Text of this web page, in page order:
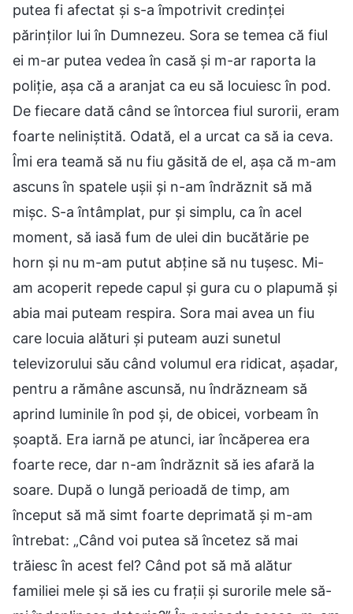
putea fi afectat și s-a împotrivit credinței
părinților lui în Dumnezeu. Sora se temea că fiul
ei m-ar putea vedea în casă și m-ar raporta la
poliție, așa că a aranjat ca eu să locuiesc în pod.
De fiecare dată când se întorcea fiul surorii, eram
foarte neliniștită. Odată, el a urcat ca să ia ceva.
Îmi era teamă să nu fiu găsită de el, așa că m-am
ascuns în spatele ușii și n-am îndrăznit să mă
mișc. S-a întâmplat, pur și simplu, ca în acel
moment, să iasă fum de ulei din bucătărie pe
horn și nu m-am putut abține să nu tușesc. Mi-
am acoperit repede capul și gura cu o plapumă și
abia mai puteam respira. Sora mai avea un fiu
care locuia alături și puteam auzi sunetul
televizorului său când volumul era ridicat, așadar,
pentru a rămâne ascunsă, nu îndrăzneam să
aprind luminile în pod și, de obicei, vorbeam în
șoaptă. Era iarnă pe atunci, iar încăperea era
foarte rece, dar n-am îndrăznit să ies afară la
soare. După o lungă perioadă de timp, am
început să mă simt foarte deprimată și m-am
întrebat: „Când voi putea să încetez să mai
trăiesc în acest fel? Când pot să mă alătur
familiei mele și să ies cu frații și surorile mele să-